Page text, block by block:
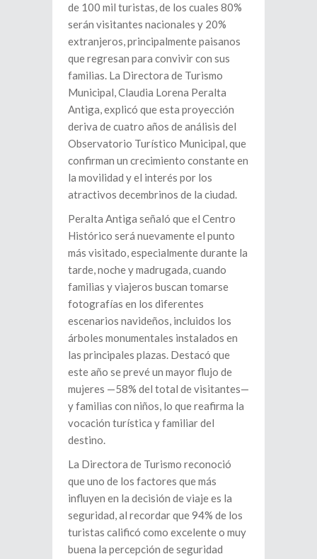
de 100 mil turistas, de los cuales 80%
serán visitantes nacionales y 20%
extranjeros, principalmente paisanos
que regresan para convivir con sus
familias. La Directora de Turismo
Municipal, Claudia Lorena Peralta
Antiga, explicó que esta proyección
deriva de cuatro años de análisis del
Observatorio Turístico Municipal, que
confirman un crecimiento constante en
la movilidad y el interés por los
atractivos decembrinos de la ciudad.
Peralta Antiga señaló que el Centro
Histórico será nuevamente el punto
más visitado, especialmente durante la
tarde, noche y madrugada, cuando
familias y viajeros buscan tomarse
fotografías en los diferentes
escenarios navideños, incluidos los
árboles monumentales instalados en
las principales plazas. Destacó que
este año se prevé un mayor flujo de
mujeres —58% del total de visitantes—
y familias con niños, lo que reafirma la
vocación turística y familiar del
destino.
La Directora de Turismo reconoció
que uno de los factores que más
influyen en la decisión de viaje es la
seguridad, al recordar que 94% de los
turistas calificó como excelente o muy
buena la percepción de seguridad